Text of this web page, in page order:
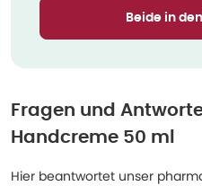
Beide in
Fragen und
Handcreme 50 ml
Hier beantwortet unser